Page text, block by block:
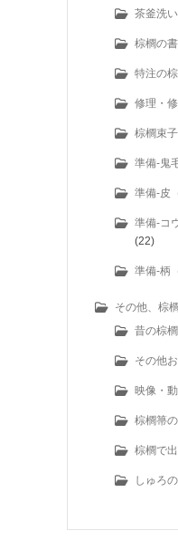
茶釜洗い
棕櫚の
特注の
修理・
棕櫚束子
準備-鬼
準備-皮
準備-コ
(22)
準備-柄
その他、棕
昔の棕
その他
映像・
棕櫚箒
棕櫚で
しゅろ